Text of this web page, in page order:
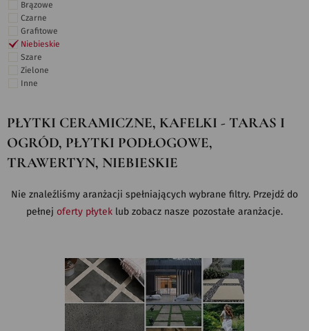
Brązowe
Czarne
Grafitowe
Niebieskie
Szare
Zielone
Inne
PŁYTKI CERAMICZNE, KAFELKI - TARAS I
OGRÓD, PŁYTKI PODŁOGOWE,
TRAWERTYN, NIEBIESKIE
Nie znaleźliśmy aranżacji spełniających wybrane filtry. Przejdź do
pełnej oferty płytek lub zobacz nasze pozostałe aranżacje.